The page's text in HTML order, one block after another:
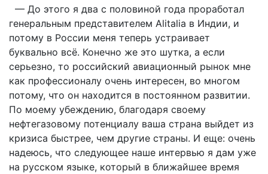
— До этого я два с половиной года проработал
генеральным представителем Alitalia в Индии, и
потому в России меня теперь устраивает
буквально всё. Конечно же это шутка, а если
серьезно, то российский авиационный рынок мне
как профессионалу очень интересен, во многом
потому, что он находится в постоянном развитии.
По моему убеждению, благодаря своему
нефтегазовому потенциалу ваша страна выйдет из
кризиса быстрее, чем другие страны. И еще: очень
надеюсь, что следующее наше интервью я дам уже
на русском языке, который в ближайшее время